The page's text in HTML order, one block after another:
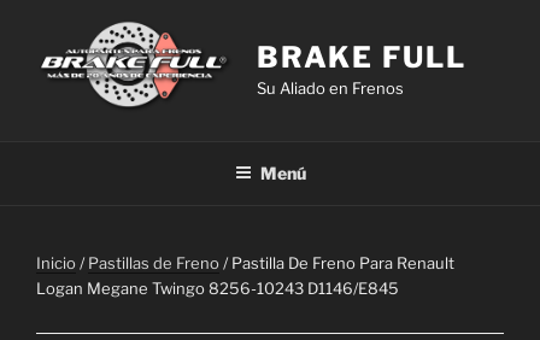
contenido
BRAKE FULL
Su Aliado en Frenos
Menú
Inicio/Pastillas de Freno/ Pastilla De Freno Para Renault
Logan Megane Twingo 8256-10243 D1146/E845